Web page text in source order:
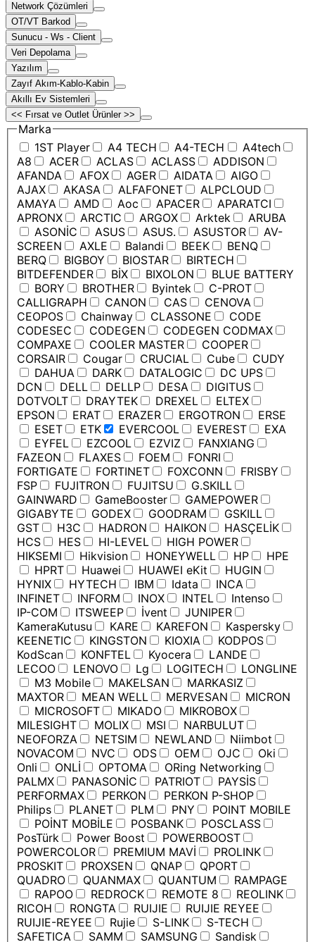
Network Çözümleri
OT/VT Barkod
Sunucu - Ws - Client
Veri Depolama
Yazılım
Zayıf Akım-Kablo-Kabin
Akıllı Ev Sistemleri
<< Fırsat ve Outlet Ürünler >>
Marka
1ST Player
A4 TECH A4-TECH
A4tech
A8
ACER ACLAS ACLASS
ADDISON
AFANDA
AFOX AGER AIDATA
AIGO
AJAX
AKASA ALFAFONET
ALPCLOUD
AMAYA
AMD Aoc APACER
APARATCI
APRONX
ARCTIC ARGOX Arktek
ARUBA
ASONİC
ASUS ASUS. ASUSTOR
AV-
SCREEN
AXLE Balandi BEEK
BENQ
BERQ
BIGBOY BIOSTAR
BIRTECH
BITDEFENDER
BİX BIXOLON
BLUE BATTERY
BORY
BROTHER Byintek
C-PROT
CALLIGRAPH
CANON CAS
CENOVA
CEOPOS
Chainway CLASSONE
CODE
CODESEC
CODEGEN
CODEGEN CODMAX
COMPAXE
COOLER MASTER
COOPER
CORSAIR
Cougar CRUCIAL Cube
CUDY
DAHUA
DARK DATALOGIC
DC UPS
DCN
DELL DELLP DESA
DIGITUS
DOTVOLT
DRAYTEK DREXEL
ELTEX
EPSON
ERAT ERAZER ERGOTRON
ERSE
ESET
ETK EVERCOOL EVEREST
EXA
EYFEL
EZCOOL EZVIZ
FANXIANG
FAZEON
FLAXES FOEM
FONRI
FORTIGATE
FORTINET FOXCONN
FRISBY
FSP
FUJITRON FUJITSU
G.SKILL
GAINWARD
GameBooster
GAMEPOWER
GIGABYTE
GODEX GOODRAM
GSKILL
GST
H3C HADRON HAIKON
HASÇELİK
HCS
HES HI-LEVEL
HIGH POWER
HIKSEMI
Hikvision HONEYWELL HP
HPE
HPRT
Huawei HUAWEI eKit
HUGIN
HYNIX
HYTECH IBM Idata
INCA
INFINET
INFORM INOX INTEL
Intenso
IP-COM
ITSWEEP İvent
JUNIPER
KameraKutusu
KARE KAREFON
Kaspersky
KEENETIC
KINGSTON KIOXIA
KODPOS
KodScan
KONFTEL Kyocera
LANDE
LECOO
LENOVO Lg LOGITECH
LONGLINE
M3 Mobile
MAKELSAN
MARKASIZ
MAXTOR
MEAN WELL MERVESAN
MICRON
MICROSOFT
MIKADO
MIKROBOX
MILESIGHT
MOLIX MSI
NARBULUT
NEOFORZA
NETSIM NEWLAND
Niimbot
NOVACOM
NVC ODS OEM OJC
Oki
Onli
ONLİ OPTOMA
ORing Networking
PALMX
PANASONİC PATRIOT
PAYSİS
PERFORMAX
PERKON
PERKON P-SHOP
Philips
PLANET PLM PNY
POINT MOBILE
POİNT MOBİLE
POSBANK
POSCLASS
PosTürk
Power Boost
POWERBOOST
POWERCOLOR
PREMIUM MAVİ
PROLINK
PROSKIT
PROXSEN QNAP
QPORT
QUADRO
QUANMAX QUANTUM
RAMPAGE
RAPOO
REDROCK REMOTE 8
REOLINK
RICOH
RONGTA RUIJIE
RUIJIE REYEE
RUIJIE-REYEE
Rujie S-LINK
S-TECH
SAFETICA
SAMM SAMSUNG Sandisk